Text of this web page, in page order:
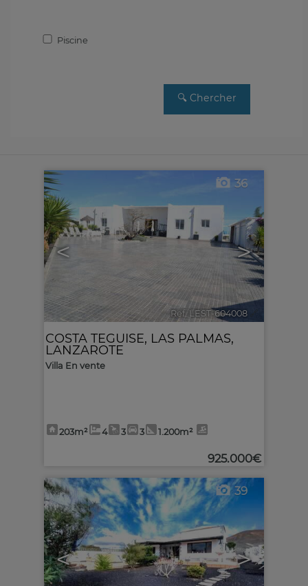
Piscine
< >
36
Ref. LEST-604008
COSTA TEGUISE, LAS PALMAS,
LANZAROTE
Villa En vente
203m² 4 3 3 1.200m²
925.000€
< >
39